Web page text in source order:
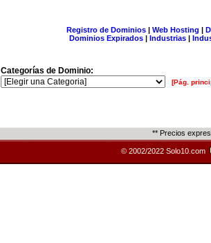
Registro de Dominios| Web Hosting |
Dominios Expirados | Industrias |
Categorías de Dominio:
[Pág.
** Precios
© 2002/2022 Solo10.com